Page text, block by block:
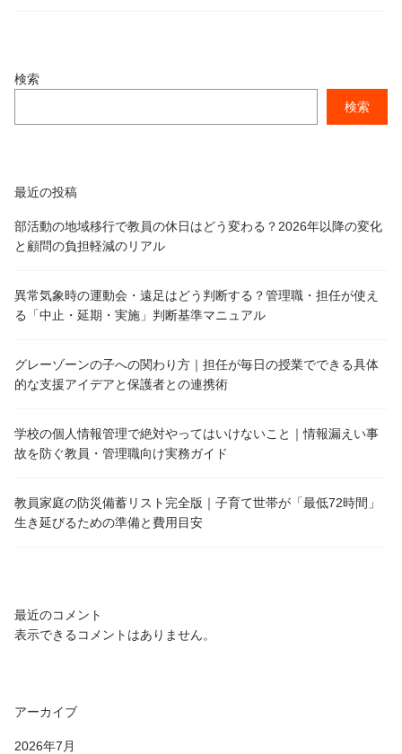
検索
検索
最近の投稿
部活動の地域移行で教員の休日はどう変わる？2026年以降の変化
と顧問の負担軽減のリアル
異常気象時の運動会・遠足はどう判断する？管理職・担任が使え
る「中止・延期・実施」判断基準マニュアル
グレーゾーンの子への関わり方｜担任が毎日の授業でできる具体
的な支援アイデアと保護者との連携術
学校の個人情報管理で絶対やってはいけないこと｜情報漏えい事
故を防ぐ教員・管理職向け実務ガイド
教員家庭の防災備蓄リスト完全版｜子育て世帯が「最低72時間」
生き延びるための準備と費用目安
最近のコメント
表示できるコメントはありません。
アーカイブ
2026年7月